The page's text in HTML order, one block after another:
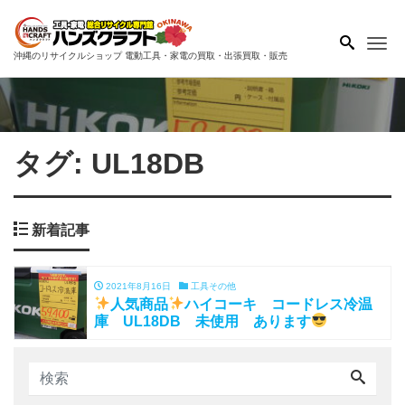
沖縄のリサイクルショップ 電動工具・家電の買取・出張買取・販売
タグ: UL18DB
新着記事
2021年8月16日 工具その他
人気商品
ハイコーキ コードレス冷温
庫 UL18DB 未使用 あります